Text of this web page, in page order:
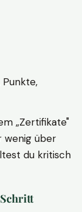
Punkte,
„Zertifikate"
wenig über
du kritisch